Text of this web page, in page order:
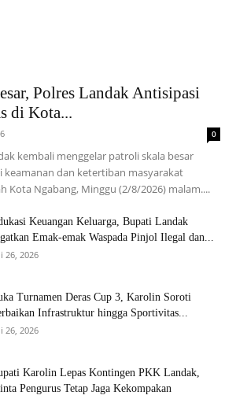
Polres Landak Antisipasi
di Kota...
0
kembali menggelar patroli skala besar
keamanan dan ketertiban masyarakat
Kota Ngabang, Minggu (2/8/2026) malam....
Keuangan Keluarga, Bupati Landak
Emak-emak Waspada Pinjol Ilegal dan...
26, 2026
Turnamen Deras Cup 3, Karolin Soroti
Infrastruktur hingga Sportivitas...
26, 2026
Karolin Lepas Kontingen PKK Landak,
Pengurus Tetap Jaga Kekompakan